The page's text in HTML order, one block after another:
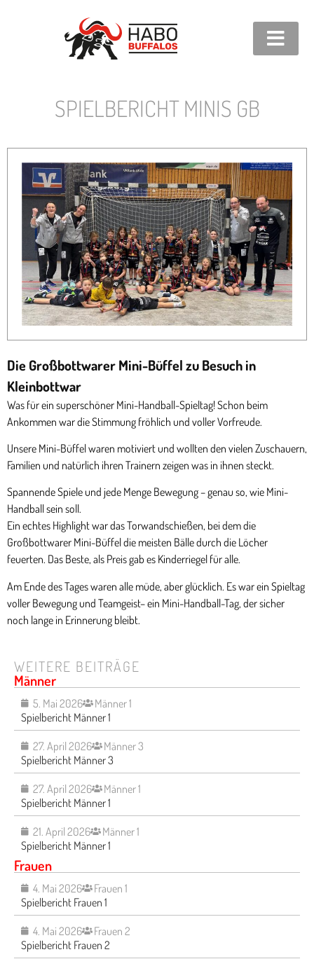
SPIELBERICHT MINIS GB
Die Großbottwarer Mini-Büffel zu Besuch in
Kleinbottwar
Was für ein superschöner Mini-Handball-Spieltag! Schon beim
Ankommen war die Stimmung fröhlich und voller Vorfreude.
Unsere Mini-Büffel waren motiviert und wollten den vielen Zuschauern,
Familien und natürlich ihren Trainern zeigen was in ihnen steckt.
Spannende Spiele und jede Menge Bewegung – genau so, wie Mini-
Handball sein soll.
Ein echtes Highlight war das Torwandschießen, bei dem die
Großbottwarer Mini-Büffel die meisten Bälle durch die Löcher
feuerten. Das Beste, als Preis gab es Kinderriegel für alle.
Am Ende des Tages waren alle müde, aber glücklich. Es war ein Spieltag
voller Bewegung und Teamgeist– ein Mini-Handball-Tag, der sicher
noch lange in Erinnerung bleibt.
WEITERE BEITRÄGE
Männer
5. Mai 2026
Männer 1
Spielbericht Männer 1
27. April 2026
Männer 3
Spielbericht Männer 3
27. April 2026
Männer 1
Spielbericht Männer 1
21. April 2026
Männer 1
Spielbericht Männer 1
Frauen
4. Mai 2026
Frauen 1
Spielbericht Frauen 1
4. Mai 2026
Frauen 2
Spielbericht Frauen 2